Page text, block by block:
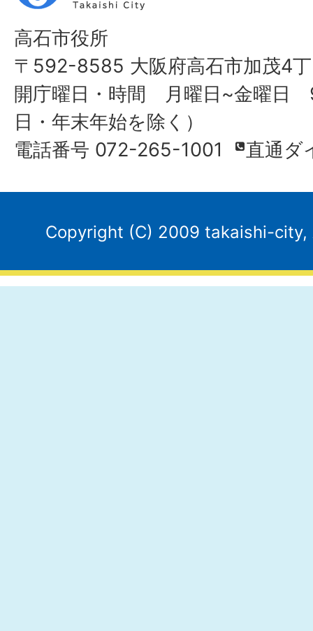
高石市役所
〒592-8585 大阪府高石市加茂4丁
開庁曜日・時間 月曜日~金曜日
日・年末年始を除く）
電話番号 072-265-1001
直通ダ
Copyright (C) 2009 takaishi-city,